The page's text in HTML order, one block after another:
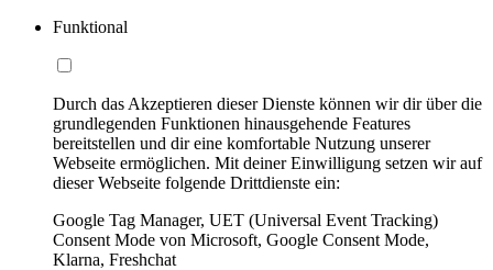
Funktional
Durch das Akzeptieren dieser Dienste können wir dir über die
grundlegenden Funktionen hinausgehende Features
bereitstellen und dir eine komfortable Nutzung unserer
Webseite ermöglichen. Mit deiner Einwilligung setzen wir auf
dieser Webseite folgende Drittdienste ein:
Google Tag Manager, UET (Universal Event Tracking)
Consent Mode von Microsoft, Google Consent Mode,
Klarna, Freshchat